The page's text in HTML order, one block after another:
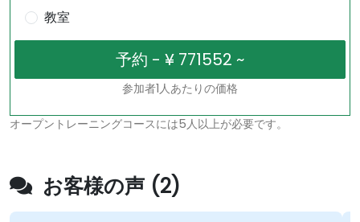
教室
参加者1人あたりの価格
オープントレーニングコースには5人以上が必要です。
お客様の声 (2)